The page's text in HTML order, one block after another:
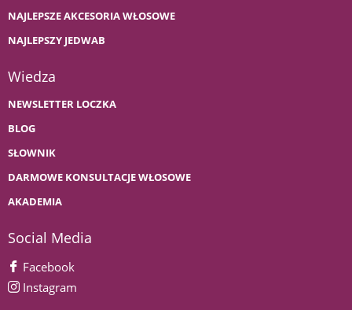
NAJLEPSZE AKCESORIA WŁOSOWE
NAJLEPSZY JEDWAB
Wiedza
NEWSLETTER LOCZKA
BLOG
SŁOWNIK
DARMOWE KONSULTACJE WŁOSOWE
AKADEMIA
Social Media
Facebook
Instagram